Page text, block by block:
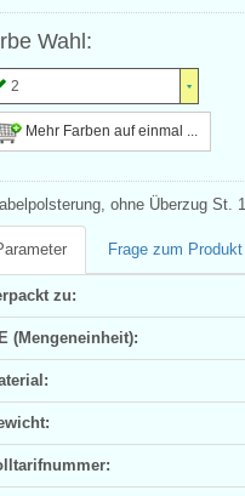
Wahl:
2
Mehr Farben auf einmal ...
ohne Überzug St.
Frage zum Produkt
zu:
(Mengeneinheit):